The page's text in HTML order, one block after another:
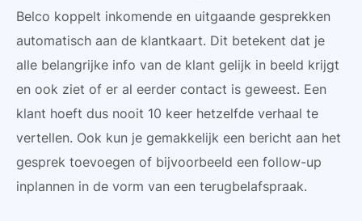
Belco koppelt inkomende en uitgaande gesprekken
automatisch aan de klantkaart. Dit betekent dat je
alle belangrijke info van de klant gelijk in beeld krijgt
en ook ziet of er al eerder contact is geweest. Een
klant hoeft dus nooit 10 keer hetzelfde verhaal te
vertellen. Ook kun je gemakkelijk een bericht aan het
gesprek toevoegen of bijvoorbeeld een follow-up
inplannen in de vorm van een terugbelafspraak.